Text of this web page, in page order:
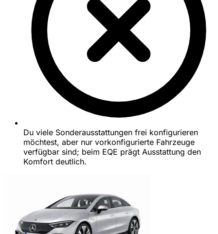
Du viele Sonderausstattungen frei konfigurieren
möchtest, aber nur vorkonfigurierte Fahrzeuge
verfügbar sind; beim EQE prägt Ausstattung den
Komfort deutlich.